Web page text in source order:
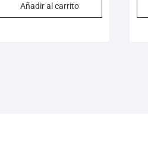
Añadir al carrito